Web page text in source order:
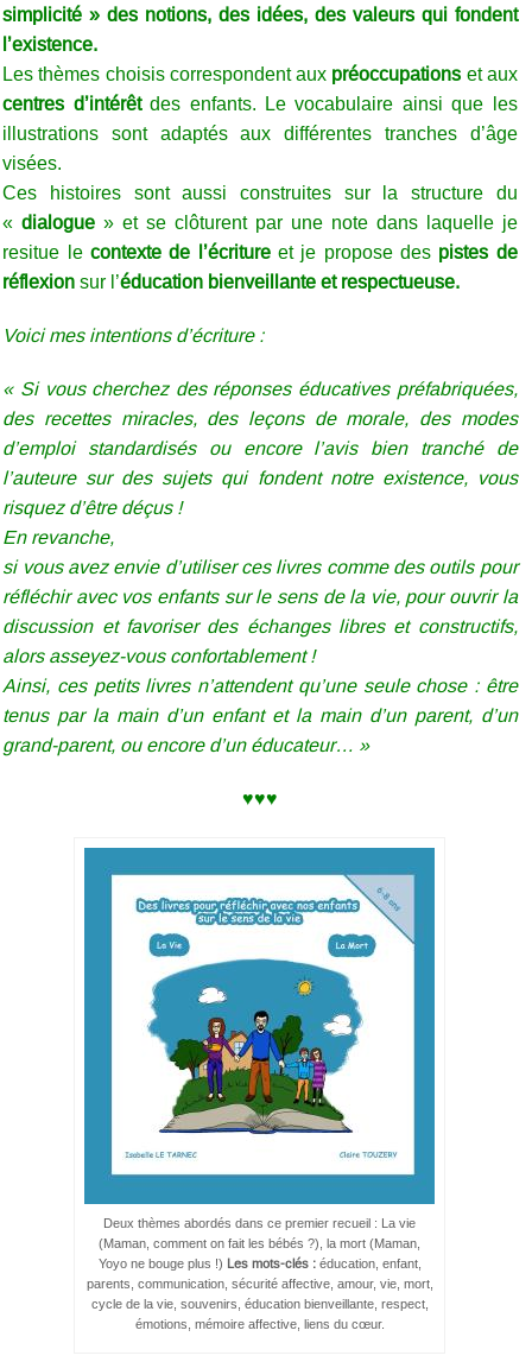
simplicité » des notions, des idées, des valeurs qui fondent
l’existence.
Les thèmes choisis correspondent aux préoccupations et aux
centres d’intérêtdes enfants. Le vocabulaire ainsi que les
illustrations sont adaptés aux différentes tranches d’âge
visées.
Ces histoires sont aussi construites sur la structure du
«dialogue » et se clôturent par une note dans laquelle je
resitue le contexte de l’écritureet je propose des pistes de
réflexion sur l’éducation bienveillante et respectueuse.
Voici mes intentions d’écriture :
« Si vous cherchez des réponses éducatives préfabriquées,
des recettes miracles, des leçons de morale, des modes
d’emploi standardisés ou encore l’avis bien tranché de
l’auteure sur des sujets qui fondent notre existence, vous
risquez d’être déçus !
En revanche,
si vous avez envie d’utiliser ces livres comme des outils pour
réfléchir avec vos enfants sur le sens de la vie, pour ouvrir la
discussion et favoriser des échanges libres et constructifs,
alors asseyez-vous confortablement !
Ainsi, ces petits livres n’attendent qu’une seule chose : être
tenus par la main d’un enfant et la main d’un parent, d’un
grand-parent, ou encore d’un éducateur… »
♥♥♥
Deux thèmes abordés dans ce premier recueil : La vie
(Maman, comment on fait les bébés ?), la mort (Maman,
Yoyo ne bouge plus !) Les mots-clés :éducation, enfant,
parents, communication, sécurité affective, amour, vie, mort,
cycle de la vie, souvenirs, éducation bienveillante, respect,
émotions, mémoire affective, liens du cœur.